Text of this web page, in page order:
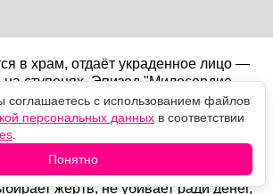
в храм, отдаёт украденное лицо —
на ступенях. Эпизод "Милосердие
июня 2015 года.
Безликий — не судья, а
жертв, не убивает ради денег,
соглашаетесь с использованием файлов
персональных данных в соответствии
Понятно